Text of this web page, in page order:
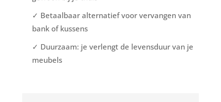
✓ Betaalbaar alternatief voor vervangen van
bank of kussens
✓ Duurzaam: je verlengt de levensduur van je
meubels